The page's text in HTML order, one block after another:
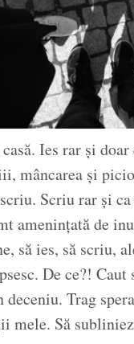
Ies rar și
mâncarea și
Scriu rar și
amenințată de
să ies, să scriu,
De ce?!
Trag
mele. Să